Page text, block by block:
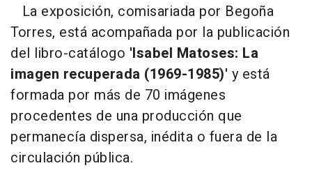
La exposición, comisariada por Begoña
Torres, está acompañada por la publicación
del libro-catálogo 'Isabel Matoses: La
imagen recuperada (1969-1985)' y está
formada por más de 70 imágenes
procedentes de una producción que
permanecía dispersa, inédita o fuera de la
circulación pública.